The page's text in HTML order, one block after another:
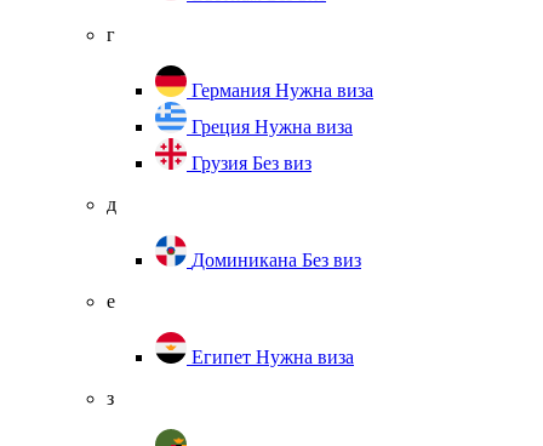
г
Германия Нужна виза
Греция Нужна виза
Грузия Без виз
д
Доминикана Без виз
е
Египет Нужна виза
з